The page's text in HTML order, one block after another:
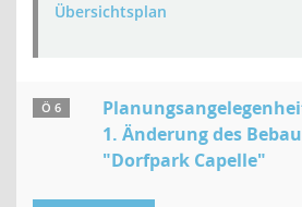
Übersichtsplan
Ö 6
1. Änderung des
"Dorfpark Capelle"